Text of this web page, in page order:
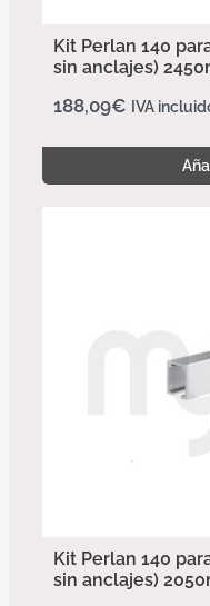
Kit Perlan 140
sin anclajes)
188,09€ IVA
Kit Perlan 140
sin anclajes)